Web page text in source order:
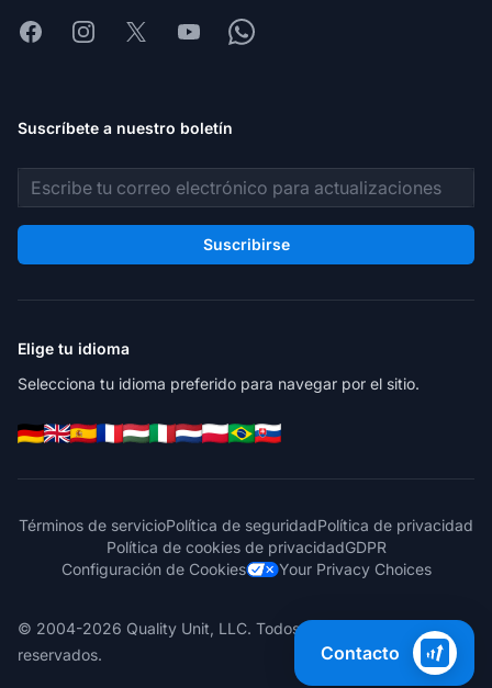
FacebookInstagram
X YoutubeWhatsapp
Suscríbete a nuestro boletín
Dirección de correo electrónico
Suscribirse
Elige tu idioma
Selecciona tu idioma preferido para navegar por el sitio.
Términos de servicioPolítica de seguridadPolítica de privacidad
Política de cookies de privacidadGDPR
Configuración de Cookies
Your Privacy Choices
© 2004-2026 Quality Unit, LLC. Todos los derechos
reservados.
Contacto